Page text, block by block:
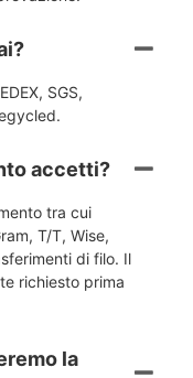
SGS,
accetti?
tra cui
T/T, Wise,
di filo. Il
richiesto prima
la